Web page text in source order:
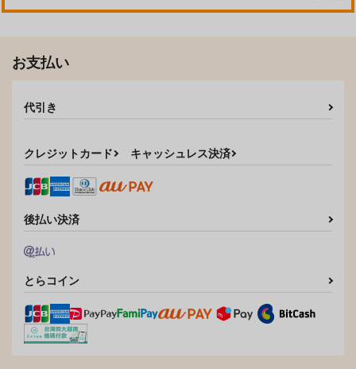
お支払い
代引き
クレジットカード キャッシュレス決済
後払い決済
とらコイン